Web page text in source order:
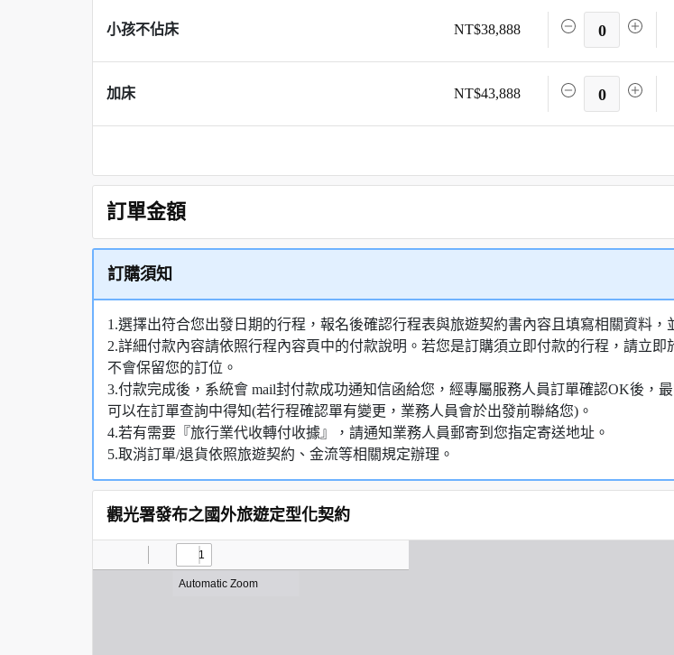
小孩不佔床 NT$38,888 0
加床 NT$43,888 0
訂單金額
訂購須知
1.選擇出符合您出發日期的行程，報名後確認行程表與旅遊契約書內容且填寫相關資料
2.詳細付款內容請依照行程內容頁中的付款說明。若您是訂購須立即付款的行程，請立
不會保留您的訂位。
3.付款完成後，系統會 mail封付款成功通知信函給您，經專屬服務人員訂單確認OK後，
可以在訂單查詢中得知(若行程確認單有變更，業務人員會於出發前聯絡您)。
4.若有需要『旅行業代收轉付收據』，請通知業務人員郵寄到您指定寄送地址。
5.取消訂單/退貨依照旅遊契約、金流等相關規定辦理。
觀光署發布之國外旅遊定型化契約